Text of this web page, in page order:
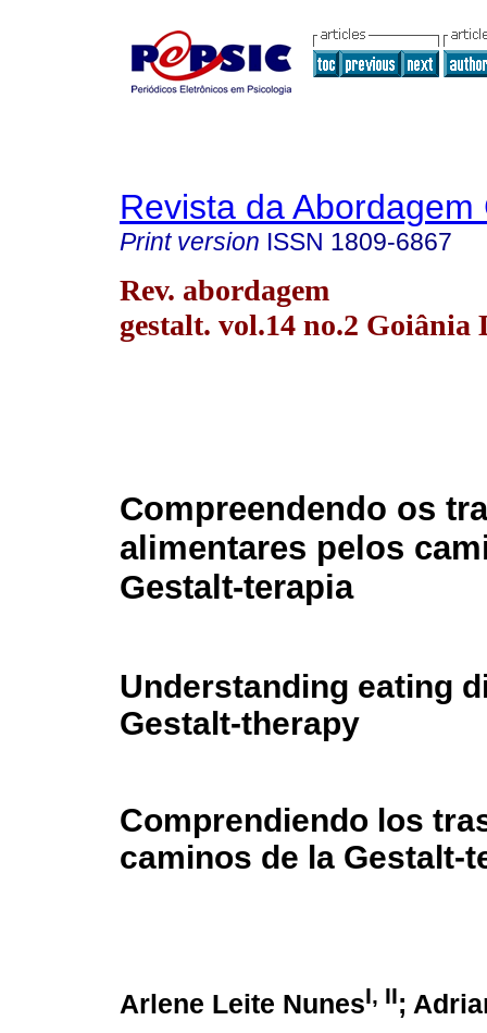
Revista da Abordagem
Print version ISSN 1809-6867
Rev. abordagem
gestalt. vol.14 no.2 Goiânia
Compreendendo os
alimentares pelos
Gestalt-terapia
Understanding eating
Gestalt-therapy
Comprendiendo los
caminos de la Gestalt-
Arlene Leite NunesI, II;